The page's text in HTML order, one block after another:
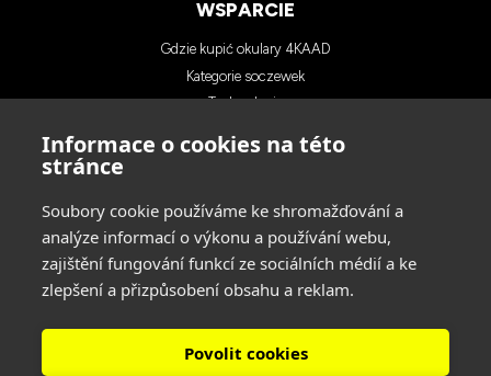
Informace o cookies na této
stránce
Soubory cookie používáme ke shromažďování a
analýze informací o výkonu a používání webu,
zajištění fungování funkcí ze sociálních médií a ke
zlepšení a přizpůsobení obsahu a reklam.
Povolit cookies
WSPARCIE
Gdzie kupić okulary 4KAAD
Kategorie soczewek
Technologia
Kontakt
KONTAKTY
INA SPORT spol. s r.o.
Adres: Hlavní 729/114, 664 31 Lelekovice,
tel: +420 545 422 431